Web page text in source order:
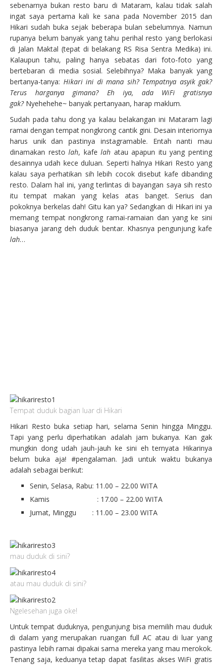
sebenarnya bukan resto baru di Mataram, kalau tidak salah
ingat saya pertama kali ke sana pada November 2015 dan
Hikari sudah buka sejak beberapa bulan sebelumnya. Namun
rupanya belum banyak yang tahu perihal resto yang berlokasi
di Jalan Maktal (tepat di belakang RS Risa Sentra Medika) ini.
Kalaupun tahu, paling hanya sebatas dari foto-foto yang
bertebaran di media sosial. Selebihnya? Maka banyak yang
bertanya-tanya: Hikari ini di mana sih? Tempatnya asyik gak?
Terus harganya gimana? Eh iya, ada WiFi gratisnya
gak? Nyehehehe~ banyak pertanyaan, harap maklum.
Sudah pada tahu dong ya kalau belakangan ini Mataram lagi
ramai dengan tempat nongkrong cantik gini. Desain interiornya
harus unik dan pastinya instagramable. Entah nanti mau
dinamakan restolah, kafelah atau apapun itu yang penting
desainnya udah kece duluan. Seperti halnya Hikari Resto yang
kalau saya perhatikan sih lebih cocok disebut kafe dibanding
resto. Dalam hal ini, yang terlintas di bayangan saya sih resto
itu tempat makan yang kelas atas banget. Serius dan
pokoknya berkelas dah! Gitu kan ya? Sedangkan di Hikari ini ya
memang tempat nongkrong ramai-ramaian dan yang ke sini
biasanya jarang deh duduk bentar. Khasnya pengunjung kafe
lah…
Tempat duduk bagian luar di Hikari
Hikari Resto buka setiap hari, selama Senin hingga Minggu.
Tapi yang perlu diperhatikan adalah jam bukanya. Kan gak
mungkin dong udah jauh-jauh ke sini eh ternyata Hikarinya
belum buka aja! #pengalaman. Jadi untuk waktu bukanya
adalah sebagai berikut:
Senin, Selasa, Rabu: 11.00 – 22.00 WITA
Kamis : 17.00 – 22.00 WITA
Jumat, Minggu : 11.00 – 23.00 WITA
mau duduk di sini?
atau mau duduk di sini?
Ngelesehan juga oke!
Untuk tempat duduknya, pengunjung bisa memilih mau duduk
di dalam yang merupakan ruangan full AC atau di luar yang
pastinya lebih ramai dipakai sama mereka yang mau merokok.
Tenang saja, keduanya tetap dapat fasilitas akses WiFi gratis